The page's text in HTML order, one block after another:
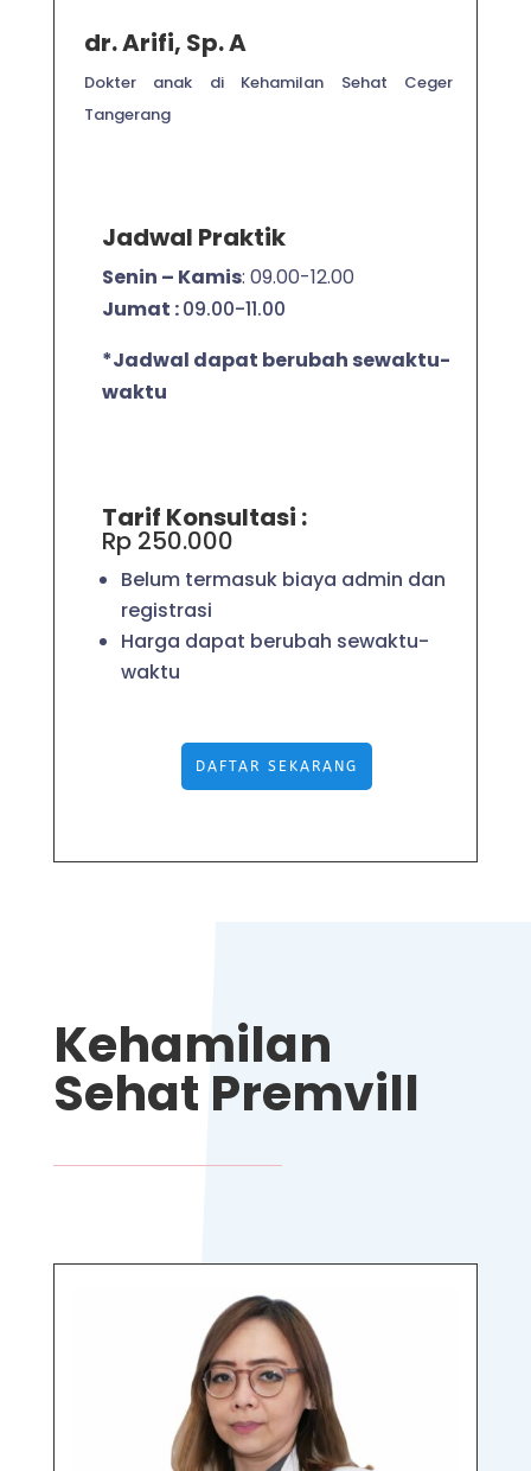
dr. Arifi, Sp. A
Dokter anak di Kehamilan Sehat Ceger
Tangerang
Jadwal Praktik
Senin – Kamis: 09.00-12.00
Jumat :09.00-11.00
*Jadwal dapat berubah sewaktu-
waktu
Tarif Konsultasi :
Rp 250.000
Belum termasuk biaya admin dan
registrasi
Harga dapat berubah sewaktu-
waktu
DAFTAR SEKARANG
Kehamilan
Sehat Premvill